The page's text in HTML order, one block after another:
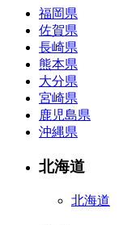
福岡県
佐賀県
長崎県
熊本県
大分県
宮崎県
鹿児島県
沖縄県
北海道
北海道